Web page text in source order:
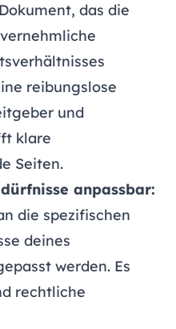
das die
reibungslose
und
klare
Seiten.
anpassbar:
die spezifischen
deines
werden. Es
rechtliche